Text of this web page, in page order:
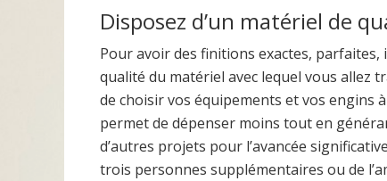
Disposez d’un matériel de
Pour avoir des finitions exactes,
qualité du matériel avec lequel vous allez
de choisir vos équipements et vos engins
permet de dépenser moins tout en
d’autres projets pour l’avancée
trois personnes supplémentaires ou de